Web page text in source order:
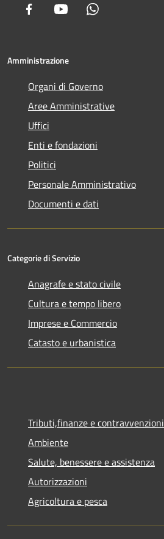
Facebook Youtube
Amministrazione
Organi di Governo
Aree Amministrative
Uffici
Enti e fondazioni
Politici
Personale Amministrativo
Documenti e dati
Categorie di Servizio
Anagrafe e stato civile
Cultura e tempo libero
Imprese e Commercio
Catasto e urbanistica
Tributi,finanze e contravvenzioni
Ambiente
Salute, benessere e assistenza
Autorizzazioni
Agricoltura e pesca